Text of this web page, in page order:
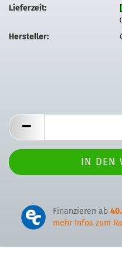
Lieferzeit:
Hersteller:
Finanzieren ab
mehr Infos zum